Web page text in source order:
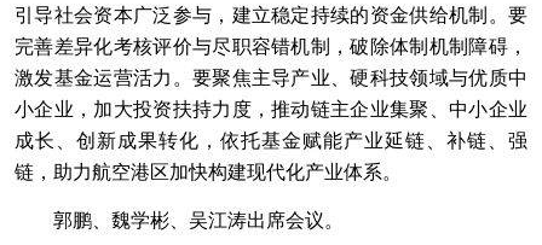
引导社会资本广泛参与，建立稳定持续的资金供给机制。要
完善差异化考核评价与尽职容错机制，破除体制机制障碍，
激发基金运营活力。要聚焦主导产业、硬科技领域与优质中
小企业，加大投资扶持力度，推动链主企业集聚、中小企业
成长、创新成果转化，依托基金赋能产业延链、补链、强
链，助力航空港区加快构建现代化产业体系。
郭鹏、魏学彬、吴江涛出席会议。